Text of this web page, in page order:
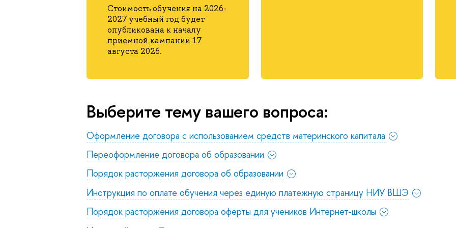
Стоимость обучения на 2026-
2027 учебный год будет
опубликована к началу
приемной кампании 17
августа 2026.
ыберите тему вашего вопроса:
Оформление договора с использованием средств материнского капитала
Переоформление договора об образовании
Порядок расторжения договора об образовании
Инструкция по оплате обучения через единую платежную страницу НИУ ВШЭ
Порядок расторжения договора оферты для учеников Интернет-школы